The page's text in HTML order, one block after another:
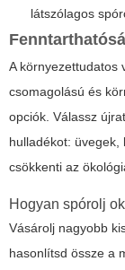
látszólagos
A környezettudatos
csomagolású és
opciók. Válassz
hulladékot: üvegek,
csökkenti az
Hogyan spórolj
Vásárolj nagyobb
hasonlítsd össze a